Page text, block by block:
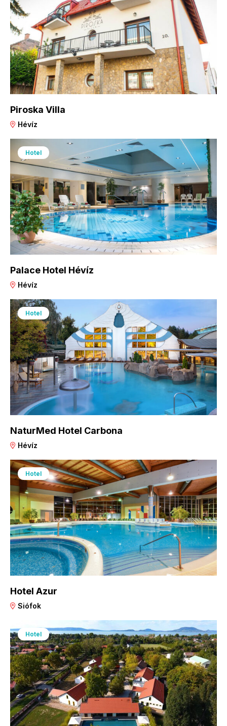
Piroska Villa
Hévíz
Hotel
Palace Hotel Hévíz
Hévíz
Hotel
NaturMed Hotel Carbona
Hévíz
Hotel
Hotel Azur
Siófok
Hotel